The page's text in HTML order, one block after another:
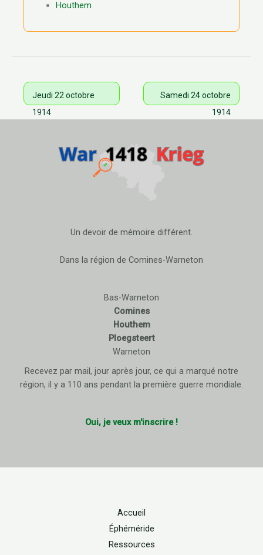
Houthem
Jeudi 22 octobre
1914
Samedi 24 octobre
1914
Un devoir de mémoire différent.
Dans la région de Comines-Warneton
Bas-Warneton
Comines
Houthem
Ploegsteert
Warneton
Recevez par mail, jour après jour, ce qui a marqué notre
région, il y a 110 ans pendant la première guerre mondiale.
Oui, je veux m'inscrire !
Accueil
Éphéméride
Ressources